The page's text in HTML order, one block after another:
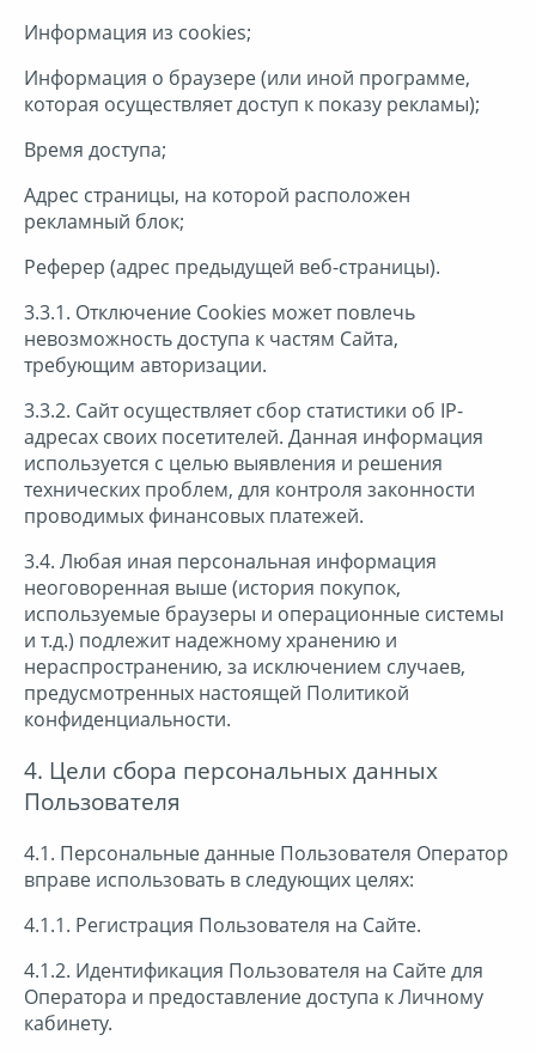
Информация из cookies;
Информация о браузере (или иной программе,
которая осуществляет доступ к показу рекламы);
Время доступа;
Адрес страницы, на которой расположен
рекламный блок;
Реферер (адрес предыдущей веб-страницы).
3.3.1. Отключение Cookies может повлечь
невозможность доступа к частям Сайта,
требующим авторизации.
3.3.2. Сайт осуществляет сбор статистики об IP-
адресах своих посетителей. Данная информация
используется с целью выявления и решения
технических проблем, для контроля законности
проводимых финансовых платежей.
3.4. Любая иная персональная информация
неоговоренная выше (история покупок,
используемые браузеры и операционные системы
и т.д.) подлежит надежному хранению и
нераспространению, за исключением случаев,
предусмотренных настоящей Политикой
конфиденциальности.
4. Цели сбора персональных данных
Пользователя
4.1. Персональные данные Пользователя Оператор
вправе использовать в следующих целях:
4.1.1. Регистрация Пользователя на Сайте.
4.1.2. Идентификация Пользователя на Сайте для
Оператора и предоставление доступа к Личному
кабинету.